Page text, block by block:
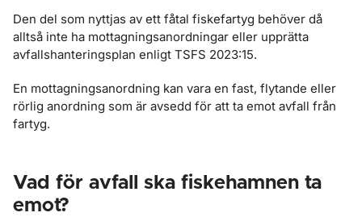
Den del som nyttjas av ett fåtal fiskefartyg behöver då
alltså inte ha mottagningsanordningar eller upprätta
avfallshanteringsplan enligt TSFS 2023:15.
En mottagningsanordning kan vara en fast, flytande eller
rörlig anordning som är avsedd för att ta emot avfall från
fartyg.
Vad för avfall ska fiskehamnen ta
emot?